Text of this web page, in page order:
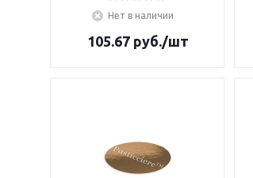
Нет в наличии
105.67руб./шт